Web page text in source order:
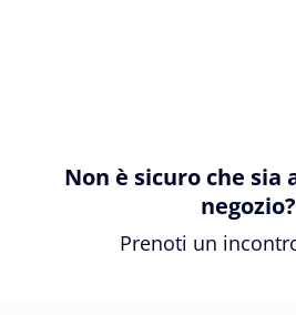
Non è sicuro che sia
negozio?
Prenoti un